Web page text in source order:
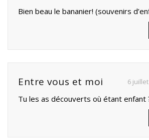
Bien beau le bananier! (souvenirs
Entre vous et moi 6
Tu les as découverts où étant enfant